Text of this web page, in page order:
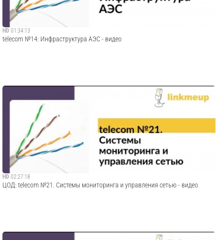
HD 01:34:13
telecom №14: Инфраструктура АЭС - видео
HD 02:27:18
ЦОД: telecom №21. Системы мониторинга и управления сетью - видео